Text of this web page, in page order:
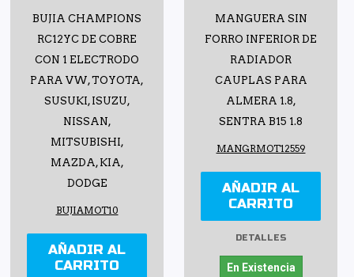
BUJIA CHAMPIONS
RC12YC DE COBRE
CON 1 ELECTRODO
PARA VW, TOYOTA,
SUSUKI, ISUZU,
NISSAN,
MITSUBISHI,
MAZDA, KIA,
DODGE
BUJIAMOT10
AÑADIR AL
CARRITO
MANGUERA SIN
FORRO INFERIOR DE
RADIADOR
CAUPLAS PARA
ALMERA 1.8,
SENTRA B15 1.8
MANGRMOT12559
AÑADIR AL
CARRITO
DETALLES
En Existencia